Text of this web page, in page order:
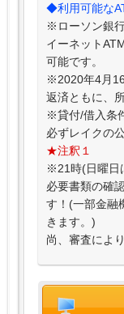
◆利用可能な
※ローソン銀
イーネット
可能です。
※2020年4月
返済ともに、
※貸付/借入条
必ずレイクの
★注釈１
※21時(日曜日
必要書類の確
す！(一部金融
きます。)
尚、審査によ